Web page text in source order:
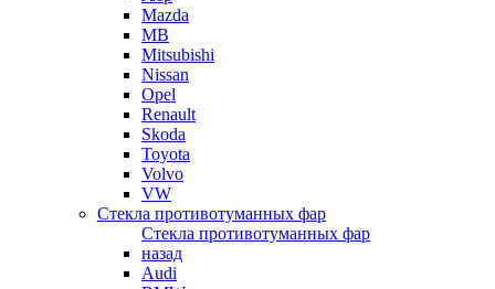
Mazda
MB
Mitsubishi
Nissan
Opel
Renault
Skoda
Toyota
Volvo
VW
Стекла противотуманных фар
Стекла противотуманных фар
назад
Audi